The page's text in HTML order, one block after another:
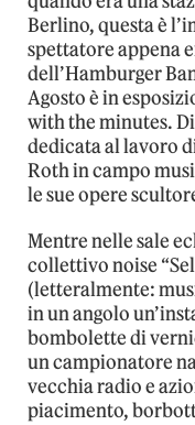
Berlino, questa è
spettatore appena
dell’Hamburger
Agosto è in
with the minutes.
dedicata al lavoro
Roth in campo
le sue opere
Mentre nelle sale
collettivo noise
(letteralmente:
in un angolo
bombolette di
un campionatore
vecchia radio e
piacimento,